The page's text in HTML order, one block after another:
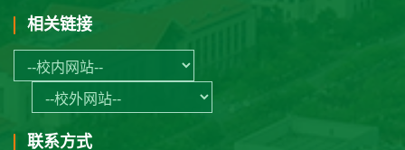
相关链接
联系方式